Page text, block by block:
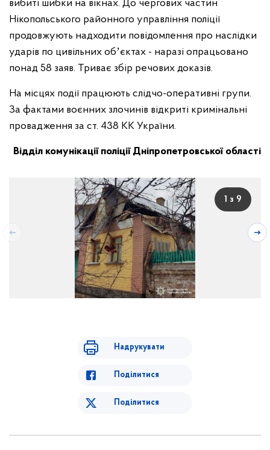
вибиті шибки на вікнах. До чергових частин
Нікопольського районного управління поліції
продовжують надходити повідомлення про наслідки
ударів по цивільних обʼєктах - наразі опрацьовано
понад 58 заяв. Триває збір речових доказів.
На місцях події працюють слідчо-оперативні групи.
За фактами воєнних злочинів відкриті кримінальні
провадження за ст. 438 КК України.
Відділ комунікації поліції Дніпропетровської області
1 з 9
Надрукувати
Поділитися
Поділитися